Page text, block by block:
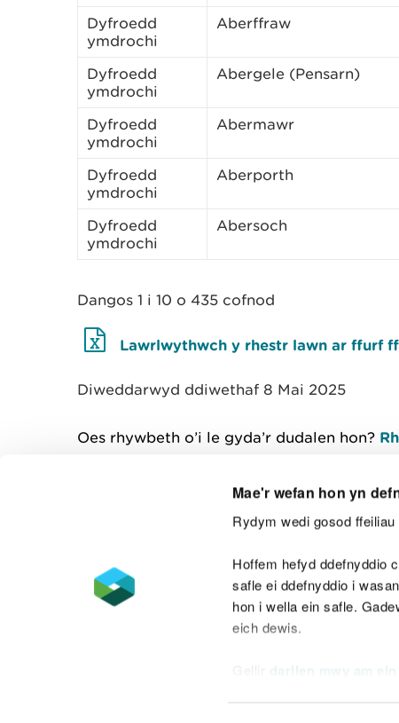
Mae'r wefan hon yn
Rydym wedi gosod
Hoffem hefyd ddefnyddio
safle ei ddefnyddio i
hon i wella ein safle.
eich dewis.
darllen mwy am ein
Dyfroedd
ymdrochi
Aberffraw
Dyfroedd
ymdrochi
Abergele (Pensarn)
Dyfroedd
ymdrochi
Abermawr
Dyfroedd
ymdrochi
Aberporth
Dyfroedd
ymdrochi
Abersoch
Dangos 1 i 10 o 435 cofnod
Lawrlwythwch y rhestr lawn ar ffurf
Diweddarwyd ddiwethaf 8 Mai 2025
Oes rhywbeth o’i le gyda’r dudalen hon?
Datganiad hygyrchedd Safonau'r
Datganiad caethwasiaeth fodern